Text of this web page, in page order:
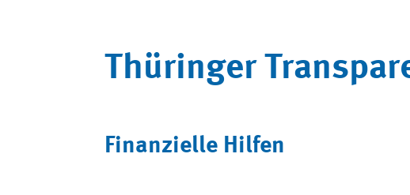
Thüringer
Finanzielle Hilfen